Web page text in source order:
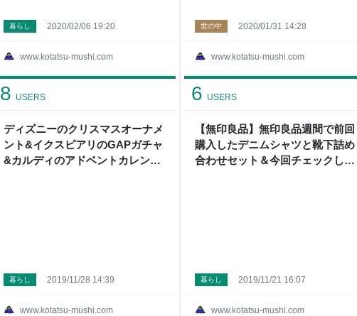
www.kotatsu-mushi.com
暮らし 2020/02/06 19:20
www.kotatsu-mushi.com
世の中 2020/01/31 14:28
ディズニーのクリスマスオーナメ
ント&イクスピアリのGAPガチャ
&カルディのアドベントカレンダ
8 USERS
www.kotatsu-mushi.com
暮らし 2019/11/28 14:39
【無印良品】無印良品週間で前回
購入したデニムシャツと靴下詰め
合わせセット＆今回チェックして
6 USERS
www.kotatsu-mushi.com
暮らし 2019/11/21 16:07